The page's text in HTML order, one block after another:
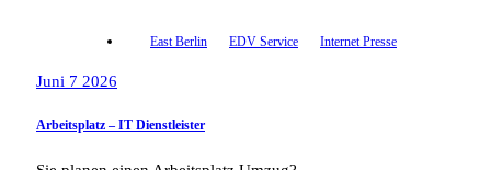
East Berlin EDV Service Internet Presse
Juni 7 2026
Arbeitsplatz – IT Dienstleister